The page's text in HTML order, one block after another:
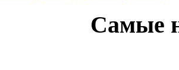
Самые